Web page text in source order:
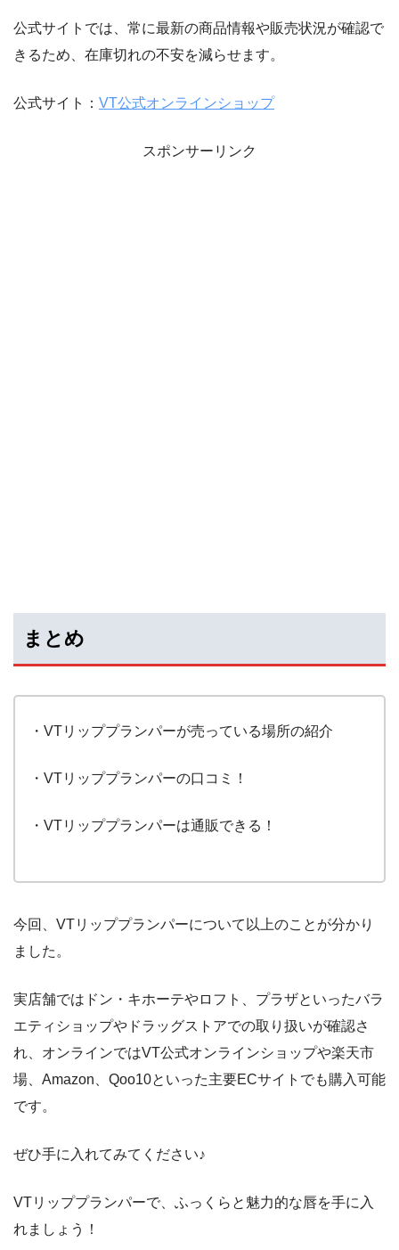
公式サイトでは、常に最新の商品情報や販売状況が確認で
きるため、在庫切れの不安を減らせます。
公式サイト： VT公式オンラインショップ
スポンサーリンク
まとめ
・VTリッププランパーが売っている場所の紹介
・VTリッププランパーの口コミ！
・VTリッププランパーは通販できる！
今回、VTリッププランパーについて以上のことが分かり
ました。
実店舗ではドン・キホーテやロフト、プラザといったバラ
エティショップやドラッグストアでの取り扱いが確認さ
れ、オンラインではVT公式オンラインショップや楽天市
場、Amazon、Qoo10といった主要ECサイトでも購入可能
です。
ぜひ手に入れてみてください♪
VTリッププランパーで、ふっくらと魅力的な唇を手に入
れましょう！